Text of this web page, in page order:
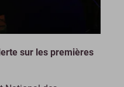
sur les premières